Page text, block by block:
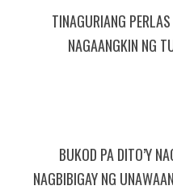
TINAGURIANG
NAGAANGKIN NG
BUKOD PA DITO’Y
NAGBIBIGAY NG